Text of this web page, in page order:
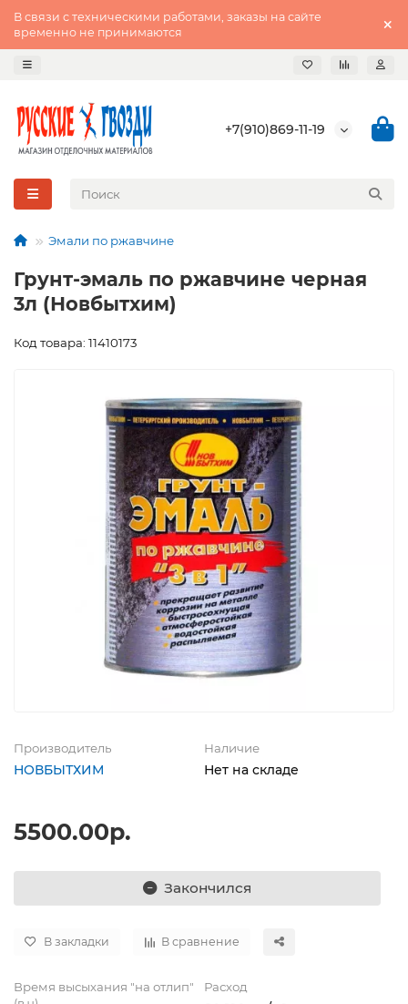
В связи с техническими работами, заказы на сайте
временно не принимаются
+7(910)869-11-19
Эмали по ржавчине
Грунт-эмаль по ржавчине черная
3л (Новбытхим)
Код товара: 11410173
Производитель
НОВБЫТХИМ
Наличие
Нет на складе
5500.00р.
Закончился
В закладки В сравнение
Время высыхания "на отлип"
Расход